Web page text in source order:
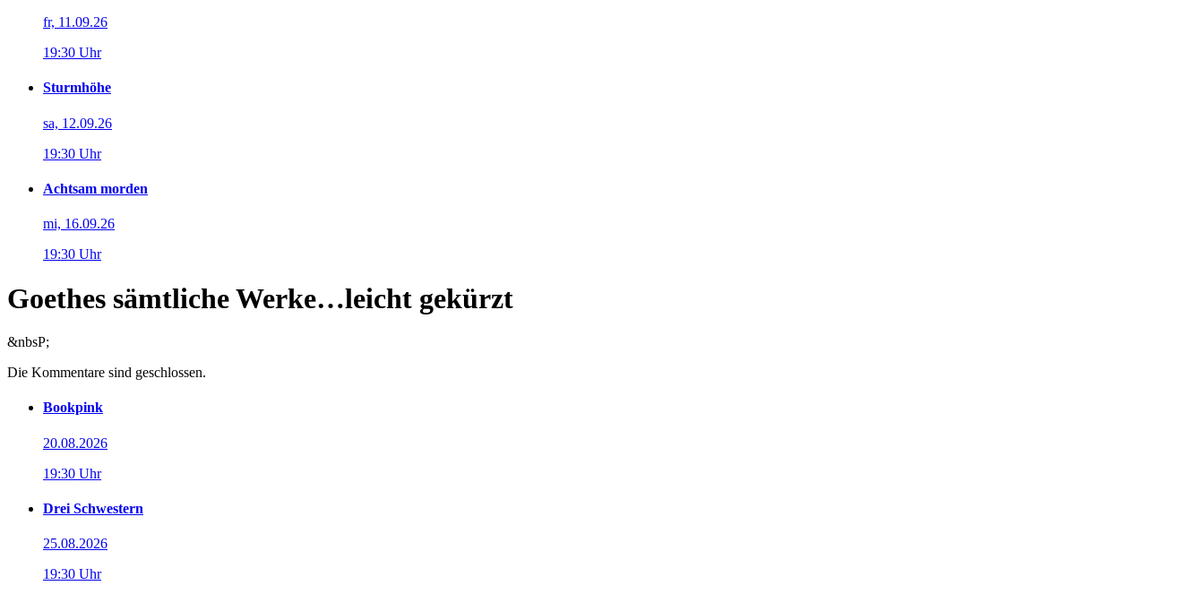
fr, 11.09.26
19:30 Uhr
Sturmhöhe
sa, 12.09.26
19:30 Uhr
Achtsam morden
mi, 16.09.26
19:30 Uhr
Goethes sämtliche Werke…leicht gekürzt
&nbsP;
Die Kommentare sind geschlossen.
Bookpink
20.08.2026
19:30 Uhr
Drei Schwestern
25.08.2026
19:30 Uhr